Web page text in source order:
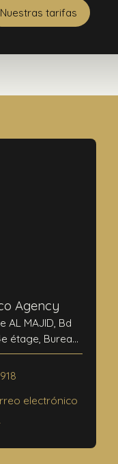
Nuestras tarifas
Agency
AL MAJID, Bd
étage, Bureau
electrónico